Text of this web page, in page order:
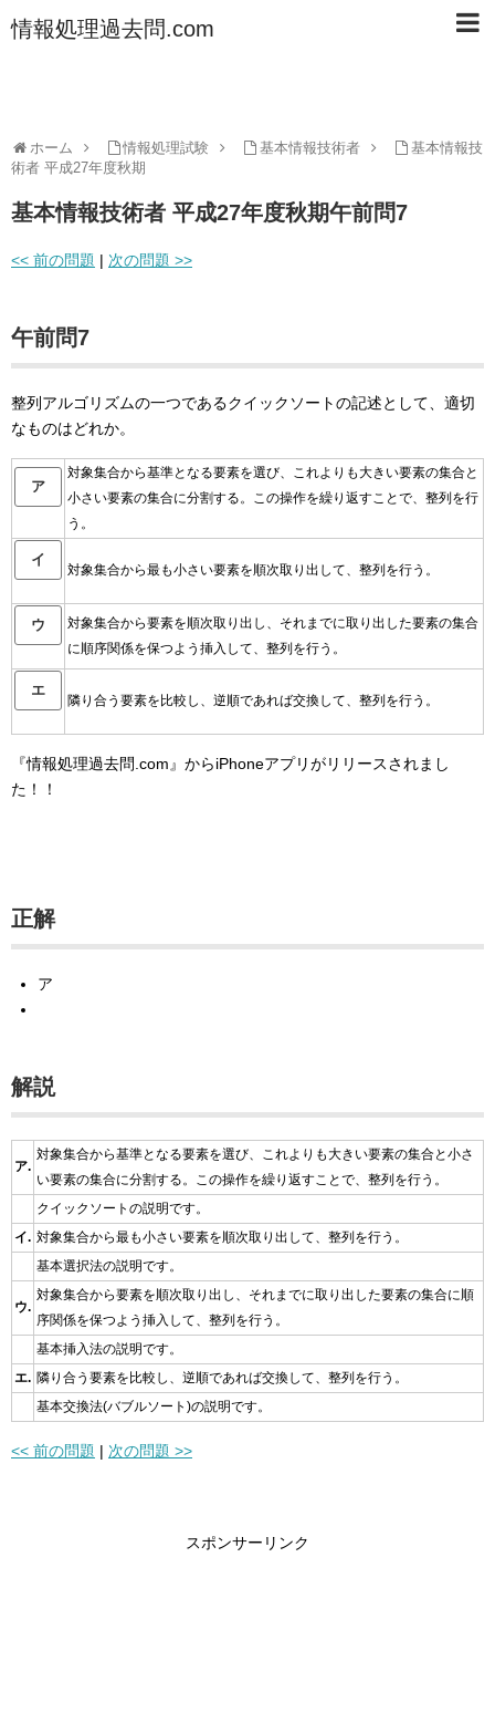
情報処理過去問.com
ホーム 情報処理試験 基本情報技術者
基本情報技
術者 平成27年度秋期
基本情報技術者 平成27年度秋期午前問7
<< 前の問題 | 次の問題 >>
午前問7
整列アルゴリズムの一つであるクイックソートの記述として、適切
なものはどれか。
ア
対象集合から基準となる要素を選び、これよりも大きい要素の集合と
小さい要素の集合に分割する。この操作を繰り返すことで、整列を行
う。
イ
対象集合から最も小さい要素を順次取り出して、整列を行う。
ウ
対象集合から要素を順次取り出し、それまでに取り出した要素の集合
に順序関係を保つよう挿入して、整列を行う。
エ
隣り合う要素を比較し、逆順であれば交換して、整列を行う。
『情報処理過去問.com』からiPhoneアプリがリリースされまし
た！！
正解
ア
解説
ア.
対象集合から基準となる要素を選び、これよりも大きい要素の集合と小さ
い要素の集合に分割する。この操作を繰り返すことで、整列を行う。
クイックソートの説明です。
イ. 対象集合から最も小さい要素を順次取り出して、整列を行う。
基本選択法の説明です。
ウ.
対象集合から要素を順次取り出し、それまでに取り出した要素の集合に順
序関係を保つよう挿入して、整列を行う。
基本挿入法の説明です。
エ. 隣り合う要素を比較し、逆順であれば交換して、整列を行う。
基本交換法(バブルソート)の説明です。
<< 前の問題 | 次の問題 >>
スポンサーリンク